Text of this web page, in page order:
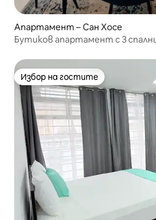
Апартамент – Сан Хосе
Бутиков апартамент с 3
Избор на гостите
Избор на гостите